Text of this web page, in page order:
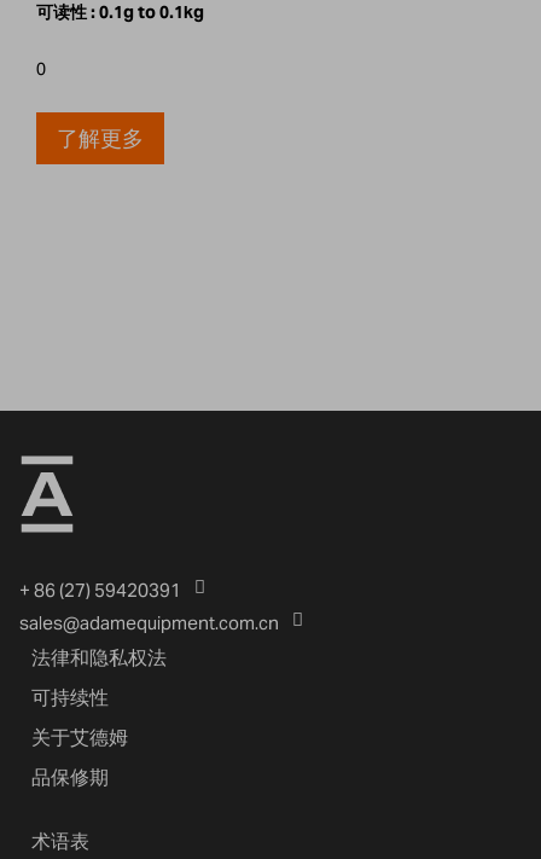
可读性 :0.1g to 0.1kg
0
了解更多
+ 86 (27) 59420391
sales@adamequipment.com.cn
法律和隐私权法
可持续性
关于艾德姆
品保修期
术语表